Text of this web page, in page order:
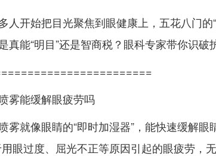
人开始把目光聚焦到眼健康上，五花八门
真能“明目”还是智商税？眼科专家带你识破
雾能缓解眼疲劳吗
雾就像眼睛的“即时加湿器”，能快速缓解
眼过度、屈光不正等原因引起的眼疲劳，